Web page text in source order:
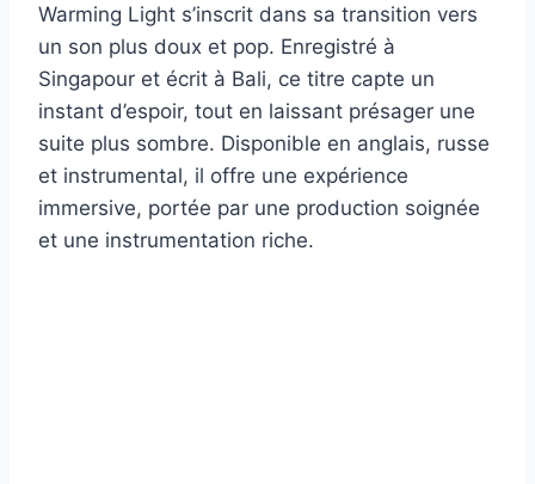
Warming Light s’inscrit dans sa transition vers
un son plus doux et pop. Enregistré à
Singapour et écrit à Bali, ce titre capte un
instant d’espoir, tout en laissant présager une
suite plus sombre. Disponible en anglais, russe
et instrumental, il offre une expérience
immersive, portée par une production soignée
et une instrumentation riche.